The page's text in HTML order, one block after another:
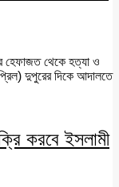
হেফাজত থেকে হত্যা ও
দুপুরের দিকে আদালতে
করবে ইসলামী